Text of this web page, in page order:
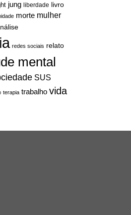
jung liberdade livro
morte mulher
redes sociais relato
mental
SUS
terapia trabalho vida